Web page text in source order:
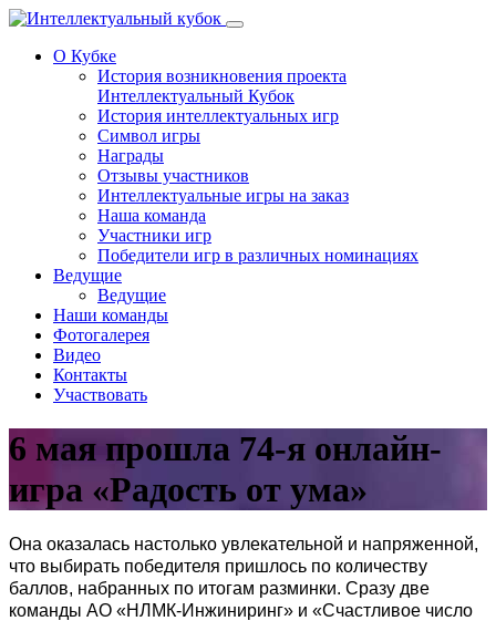
Перейти к основному содержанию
О Кубке
История возникновения проекта
Интеллектуальный Кубок
История интеллектуальных игр
Символ игры
Награды
Отзывы участников
Интеллектуальные игры на заказ
Наша команда
Участники игр
Победители игр в различных номинациях
Ведущие
Ведущие
Наши команды
Фотогалерея
Видео
Контакты
Участвовать
6 мая прошла 74-я онлайн-
игра «Радость от ума»
Она оказалась настолько увлекательной и напряженной,
что выбирать победителя пришлось по количеству
баллов, набранных по итогам разминки. Сразу две
команды АО «НЛМК-Инжиниринг» и «Счастливое число